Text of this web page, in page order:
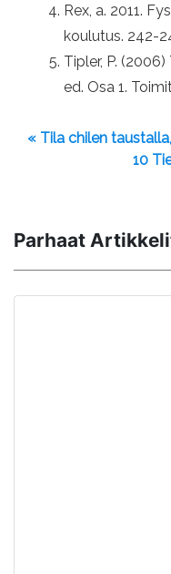
Rex, a. 2011.
koulutus. 242-
Tipler, P.
ed. Osa 1.
« Tila chilen
10
Parhaat